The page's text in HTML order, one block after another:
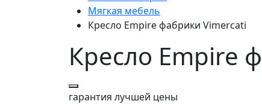
Мягкая мебель
Кресло Empire фабрики Vimercati
Кресло Empire
гарантия лучшей цены